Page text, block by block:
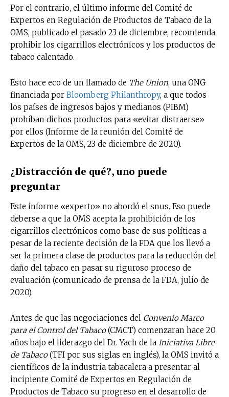
Por el contrario, el último informe del Comité de
Expertos en Regulación de Productos de Tabaco de la
OMS, publicado el pasado 23 de diciembre, recomienda
prohibir los cigarrillos electrónicos y los productos de
tabaco calentado.
Esto hace eco de un llamado de The Union, una ONG
financiada por Bloomberg Philanthropy, a que todos
los países de ingresos bajos y medianos (PIBM)
prohíban dichos productos para «evitar distraerse»
por ellos (Informe de la reunión del Comité de
Expertos de la OMS, 23 de diciembre de 2020).
¿Distracción de qué?, uno puede
preguntar
Este informe «experto» no abordó el snus. Eso puede
deberse a que la OMS acepta la prohibición de los
cigarrillos electrónicos como base de sus políticas a
pesar de la reciente decisión de la FDA que los llevó a
ser la primera clase de productos para la reducción del
daño del tabaco en pasar su riguroso proceso de
evaluación (comunicado de prensa de la FDA, julio de
2020).
Antes de que las negociaciones del Convenio Marco
para el Control del Tabaco(CMCT) comenzaran hace 20
años bajo el liderazgo del Dr. Yach de la Iniciativa Libre
de Tabaco(TFI por sus siglas en inglés), la OMS invitó a
científicos de la industria tabacalera a presentar al
incipiente Comité de Expertos en Regulación de
Productos de Tabaco su progreso en el desarrollo de